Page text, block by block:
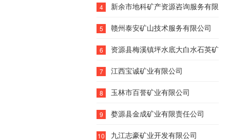
4 新余市地科矿产资源咨询服务有限公
5 赣州泰安矿山技术服务有限公司
6 资源县梅溪镇坪水底大白水石英矿有
7 江西宝诚矿业有限公司
8 玉林市百誉矿业有限公司
9 婺源县金成矿业有限责任公司
10 九江志豪矿业开发有限公司